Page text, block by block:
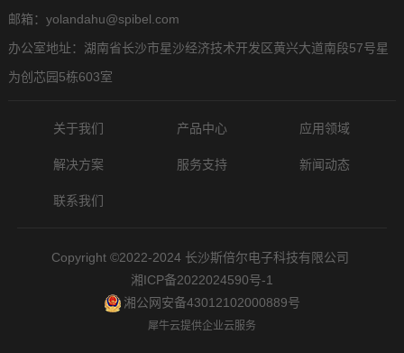
邮箱：yolandahu@spibel.com
办公室地址：湖南省长沙市星沙经济技术开发区黄兴大道南段57号星
为创芯园5栋603室
关于我们 产品中心 应用领域
解决方案 服务支持 新闻动态
联系我们
Copyright ©2022-2024 长沙斯倍尔电子科技有限公司
湘ICP备2022024590号-1
湘公网安备43012102000889号
犀牛云提供企业云服务